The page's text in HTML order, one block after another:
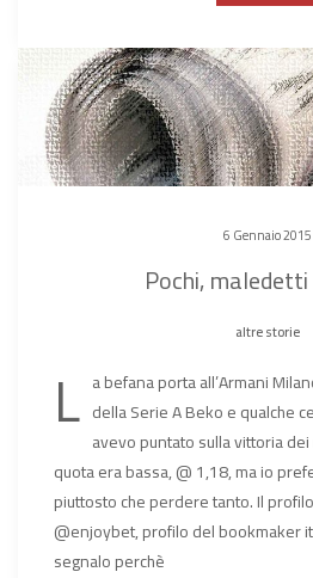
6 Gennaio 2015
Pochi,
altre storie
L a befana porta all’Armani
della Serie A Beko e qualche
avevo puntato sulla vittoria
quota era bassa, @ 1,18, ma io
piuttosto che perdere tanto. Il
@enjoybet, profilo del bookmaker
segnalo perchè